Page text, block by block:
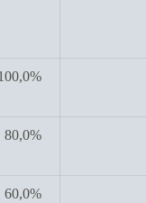
80,0%
60,0%